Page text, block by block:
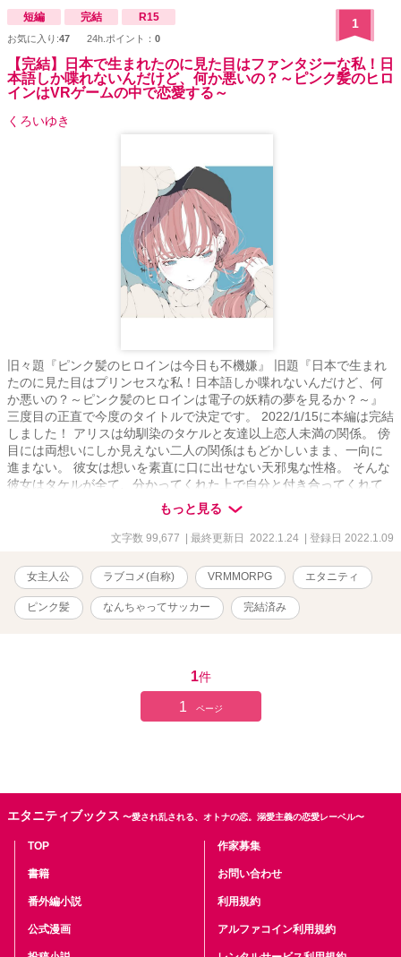
短編 完結 R15
お気に入り:47 24h.ポイント： 0
1
【完結】日本で生まれたのに見た目はファンタジーな私！日
本語しか喋れないんだけど、何か悪いの？～ピンク髪のヒロ
インはVRゲームの中で恋愛する～
くろいゆき
旧々題『ピンク髪のヒロインは今日も不機嫌』 旧題『日本で生まれ
たのに見た目はプリンセスな私！日本語しか喋れないんだけど、何
か悪いの？～ピンク髪のヒロインは電子の妖精の夢を見るか？～』
三度目の正直で今度のタイトルで決定です。 2022/1/15に本編は完結
しました！ アリスは幼馴染のタケルと友達以上恋人未満の関係。 傍
目には両想いにしか見えない二人の関係はもどかしいまま、一向に
進まない。 彼女は想いを素直に口に出せない天邪鬼な性格。 そんな
彼女はタケルが全て、分かってくれた上で自分と付き合ってくれて
いると信じて、疑っていない。 自分は恋物語のヒロインなのだと思
い、日々を過ごしていた。 本編25話、後日談16話の構成となってい
ます。 表紙はノーコピライトガール様のイラストをお借りしていま
もっと見る
文字数 99,677 | 最終更新日 2022.1.24 | 登録日 2022.1.09
女主人公 ラブコメ(自称) VRMMORPG エタニティ
ピンク髪 なんちゃってサッカー 完結済み
1件
1 ページ
エタニティブックス 〜愛され乱される、オトナの恋。溺愛主義の恋愛レーベル〜
TOP
書籍
番外編小説
公式漫画
作家募集
お問い合わせ
利用規約
アルファコイン利用規約